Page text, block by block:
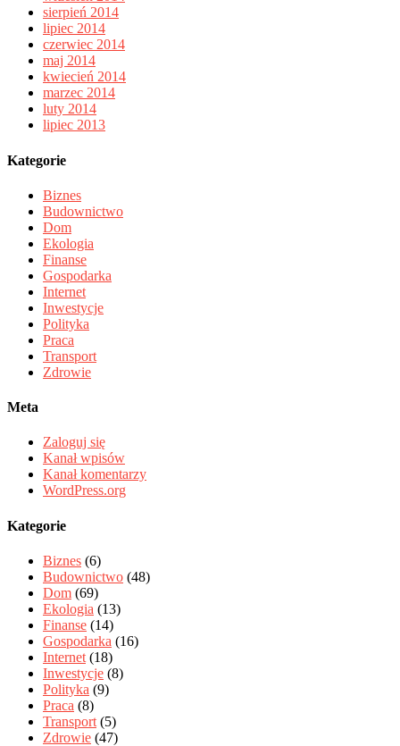
sierpień 2014
lipiec 2014
czerwiec 2014
maj 2014
kwiecień 2014
marzec 2014
luty 2014
lipiec 2013
Kategorie
Biznes
Budownictwo
Dom
Ekologia
Finanse
Gospodarka
Internet
Inwestycje
Polityka
Praca
Transport
Zdrowie
Meta
Zaloguj się
Kanał wpisów
Kanał komentarzy
WordPress.org
Kategorie
Biznes (6)
Budownictwo (48)
Dom (69)
Ekologia (13)
Finanse (14)
Gospodarka (16)
Internet (18)
Inwestycje (8)
Polityka (9)
Praca (8)
Transport (5)
Zdrowie (47)